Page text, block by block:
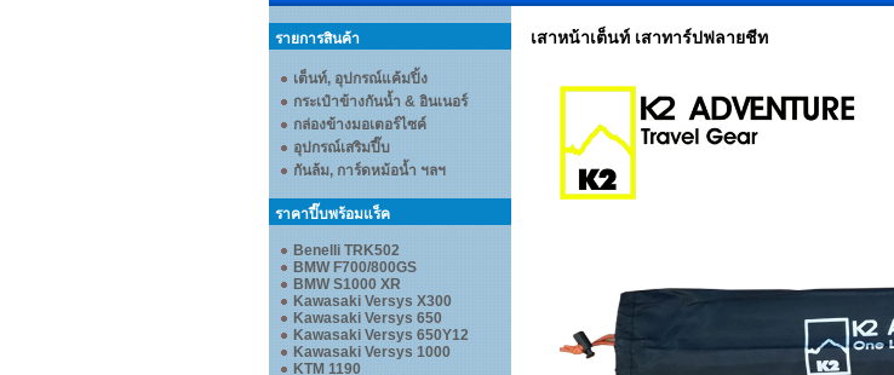
รายการสินค้า
เต็นท์, อุปกรณ์แค้มปิ้ง
กระเป๋าข้างกันน้ำ & อินเนอร์
กล่องข้างมอเตอร์ไซค์
อุปกรณ์เสริมปี๊บ
กันล้ม, การ์ดหม้อน้ำ ฯลฯ
ราคาปี๊บพร้อมแร็ค
Benelli TRK502
BMW F700/800GS
BMW S1000 XR
Kawasaki Versys X300
Kawasaki Versys 650
Kawasaki Versys 650Y12
Kawasaki Versys 1000
KTM 1190
เสาหน้าเต็นท์ เสาทาร์ปฟลายชีท